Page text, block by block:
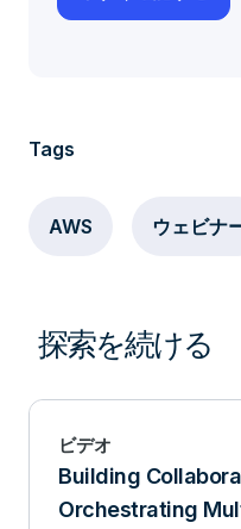
Tags
AWS ウェビナ
探索を続ける
ビデオ
Building
Orchestrating